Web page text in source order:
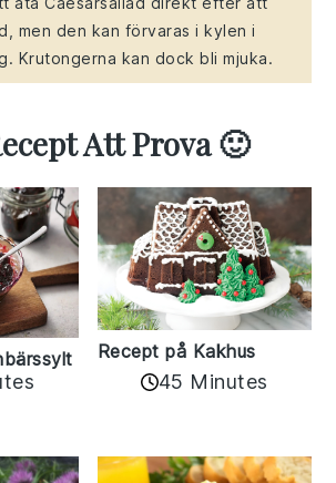
men den kan förvaras i kylen i
Krutongerna kan dock bli mjuka.
Att Prova 🙂
Recept på Kakhus
45 Minutes